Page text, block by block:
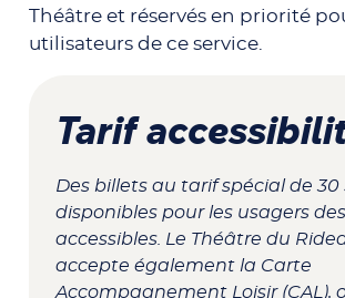
Théâtre et réservés en priorité
utilisateurs de ce service.
Tarif
Des billets au tarif spécial de 30
disponibles pour les usagers
accessibles. Le Théâtre du
accepte également la Carte
Accompagnement Loisir (CAL),